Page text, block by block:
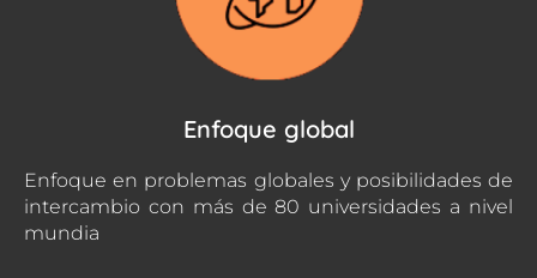
Enfoque global
Enfoque en problemas globales y posibilidades de
intercambio con más de 80 universidades a nivel
mundia